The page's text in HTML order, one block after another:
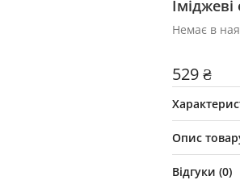
Немає в
529 ₴
Опис
Відгуки (0)